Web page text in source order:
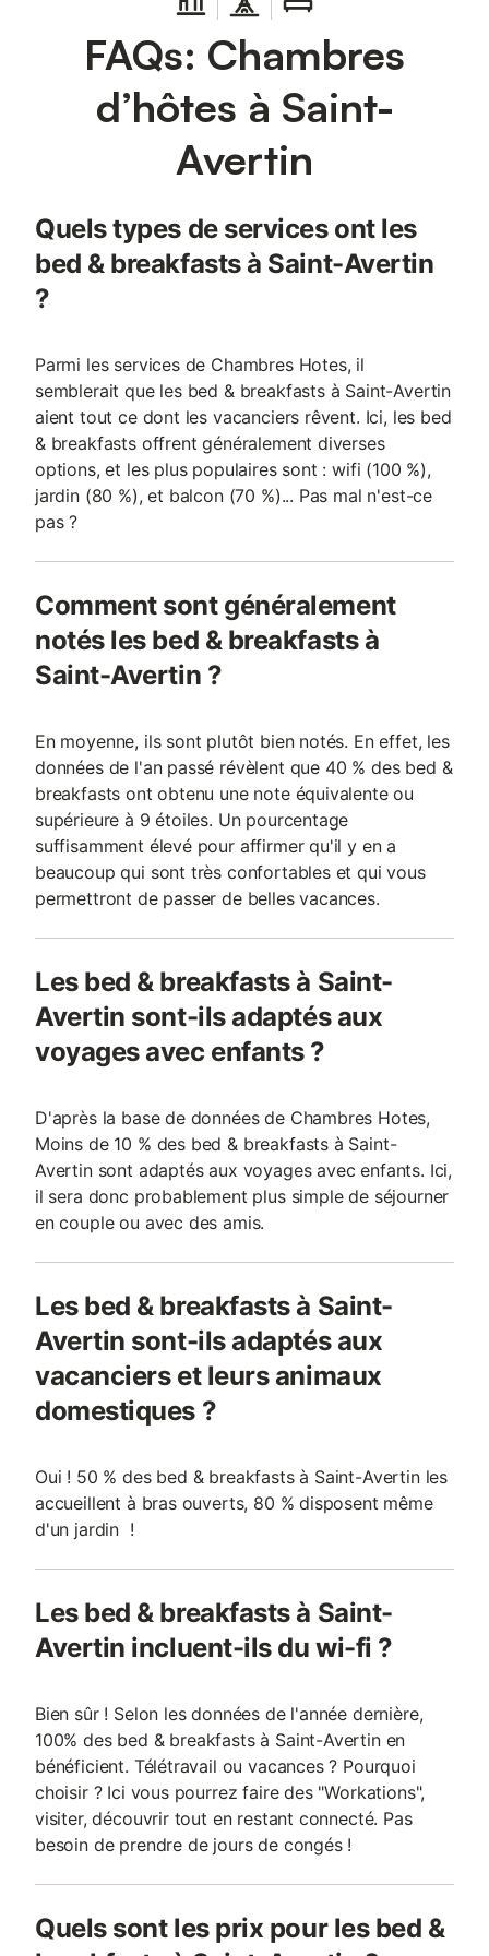
sécurisé et fermé est à votre disposition pour motos et vélos.
Les animaux ne sont pas admis et les fêtes sont interdites. Les
chambres sont non-fumeurs ; pensez à apporter des chaussons
peut être mis à votre disposition ponctuellement. Le petit-
FAQs: Chambres
d’hôtes à Saint-
Avertin
Quels types de services ont les
bed & breakfasts à Saint-Avertin
?
Parmi les services de Chambres Hotes, il
semblerait que les bed & breakfasts à Saint-Avertin
aient tout ce dont les vacanciers rêvent. Ici, les bed
& breakfasts offrent généralement diverses
options, et les plus populaires sont : wifi (100 %),
jardin (80 %), et balcon (70 %)... Pas mal n'est-ce
pas ?
Comment sont généralement
notés les bed & breakfasts à
Saint-Avertin ?
En moyenne, ils sont plutôt bien notés. En effet, les
données de l'an passé révèlent que 40 % des bed &
breakfasts ont obtenu une note équivalente ou
supérieure à 9 étoiles. Un pourcentage
suffisamment élevé pour affirmer qu'il y en a
beaucoup qui sont très confortables et qui vous
permettront de passer de belles vacances.
Les bed & breakfasts à Saint-
Avertin sont-ils adaptés aux
voyages avec enfants ?
D'après la base de données de Chambres Hotes,
Moins de 10 % des bed & breakfasts à Saint-
Avertin sont adaptés aux voyages avec enfants. Ici,
il sera donc probablement plus simple de séjourner
en couple ou avec des amis.
Les bed & breakfasts à Saint-
Avertin sont-ils adaptés aux
vacanciers et leurs animaux
domestiques ?
Oui ! 50 % des bed & breakfasts à Saint-Avertin les
accueillent à bras ouverts, 80 % disposent même
d'un jardin !
Les bed & breakfasts à Saint-
Avertin incluent-ils du wi-fi ?
Bien sûr ! Selon les données de l'année dernière,
100% des bed & breakfasts à Saint-Avertin en
bénéficient. Télétravail ou vacances ? Pourquoi
choisir ? Ici vous pourrez faire des "Workations",
visiter, découvrir tout en restant connecté. Pas
besoin de prendre de jours de congés !
Quels sont les prix pour les bed &